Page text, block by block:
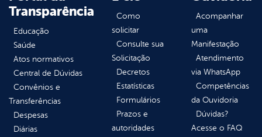
Transparência
Educação
Saúde
Atos normativos
Central de Dúvidas
Convênios e
Transferências
Despesas
Diárias
Como
solicitar
Consulte sua
Solicitação
Decretos
Estatísticas
Formulários
Prazos e
autoridades
Acompanhar
uma
Manifestação
Atendimento
via WhatsApp
Competências
da Ouvidoria
Dúvidas?
Acesse o FAQ